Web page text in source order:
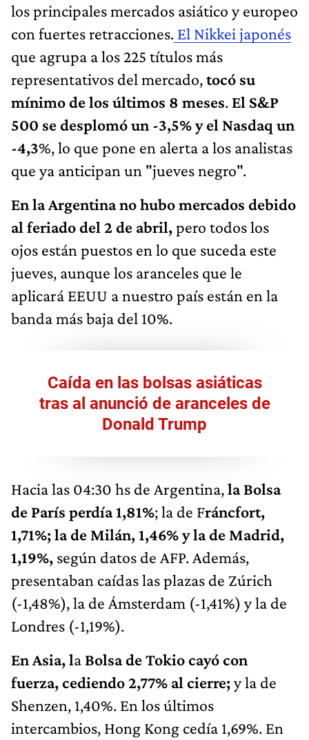
los principales mercados asiático y europeo
con fuertes retracciones. El Nikkei japonés
que agrupa a los 225 títulos más
representativos del mercado,tocó su
mínimo de los últimos 8 meses. El S&P
500 se desplomó un -3,5% y el Nasdaq un
-4,3%, lo que pone en alerta a los analistas
que ya anticipan un "jueves negro".
En la Argentina no hubo mercados debido
al feriado del 2 de abril,pero todos los
ojos están puestos en lo que suceda este
jueves, aunque los aranceles que le
aplicará EEUU a nuestro país están en la
banda más baja del 10%.
Caída en las bolsas asiáticas
tras al anunció de aranceles de
Donald Trump
Hacia las 04:30 hs de Argentina,la Bolsa
de París perdía 1,81%; la de Fráncfort,
1,71%; la de Milán, 1,46% y la de Madrid,
1,19%, según datos de AFP. Además,
presentaban caídas las plazas de Zúrich
(-1,48%), la de Ámsterdam (-1,41%) y la de
Londres (-1,19%).
En Asia, la Bolsa de Tokio cayó con
fuerza, cediendo 2,77% al cierre;y la de
Shenzen, 1,40%. En los últimos
intercambios, Hong Kong cedía 1,69%. En